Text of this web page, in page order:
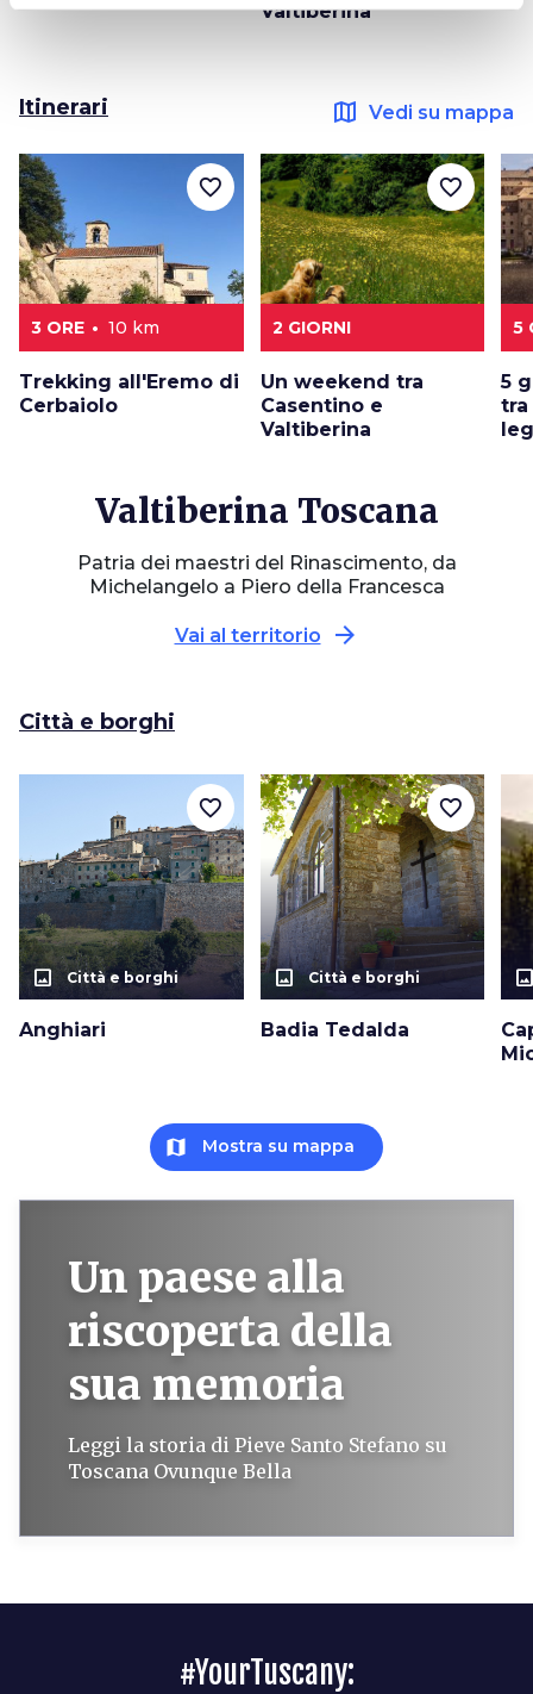
Valtiberina
Itinerari map Vedi su mappa
3 ORE 10 km
Trekking all'Eremo di
Cerbaiolo
favorite_border
2 GIORNI
Un weekend tra
Casentino e
Valtiberina
favorite_border
5
5
Valtiberina Toscana
Patria dei maestri del Rinascimento, da
Michelangelo a Piero della Francesca
Vai al territorio arrow_forward
Città e borghi
photo_size_select_actual Città e borghi
Anghiari
favorite_border
photo_size_select_actual Città e borghi
Badia Tedalda
favorite_border
map Mostra su mappa
Un paese alla
riscoperta della
sua memoria
Leggi la storia di Pieve Santo Stefano su
Toscana Ovunque Bella
#YourTuscany: